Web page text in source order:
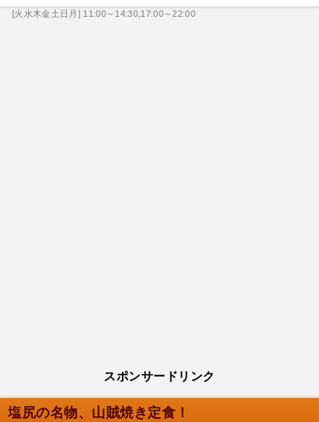
[火水木金土日月] 11:00～14:30,17:00～22:00
スポンサードリンク
塩尻の名物、山賊焼き定食！